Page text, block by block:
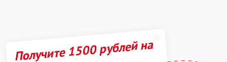
Получите 1500 рублей на